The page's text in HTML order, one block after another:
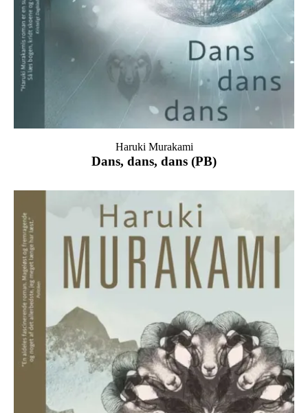
Dans, dans, dans (PB)
Haruki Murakami